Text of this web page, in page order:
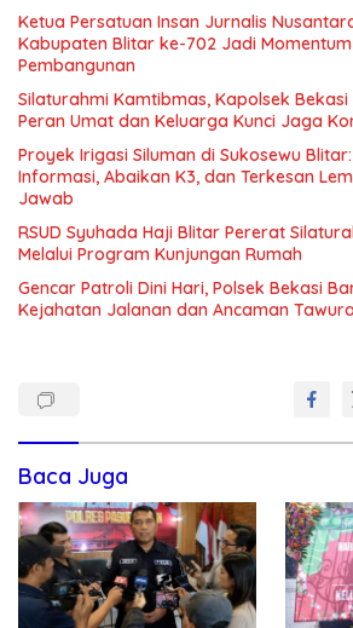
Ketua Persatuan Insan Jurnalis
Kabupaten Blitar ke-702 Jadi
Pembangunan
Silaturahmi Kamtibmas, Kapolsek
Peran Umat dan Keluarga Kunci Jaga
Proyek Irigasi Siluman di Sukosewu
Informasi, Abaikan K3, dan Terkesan
Jawab
RSUD Syuhada Haji Blitar Pererat
Melalui Program Kunjungan Rumah
Gencar Patroli Dini Hari, Polsek Bekasi
Kejahatan Jalanan dan Ancaman
Baca Juga